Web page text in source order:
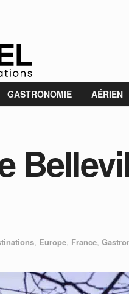
GASTRONOMIE AÉRIEN
, Europe, France,